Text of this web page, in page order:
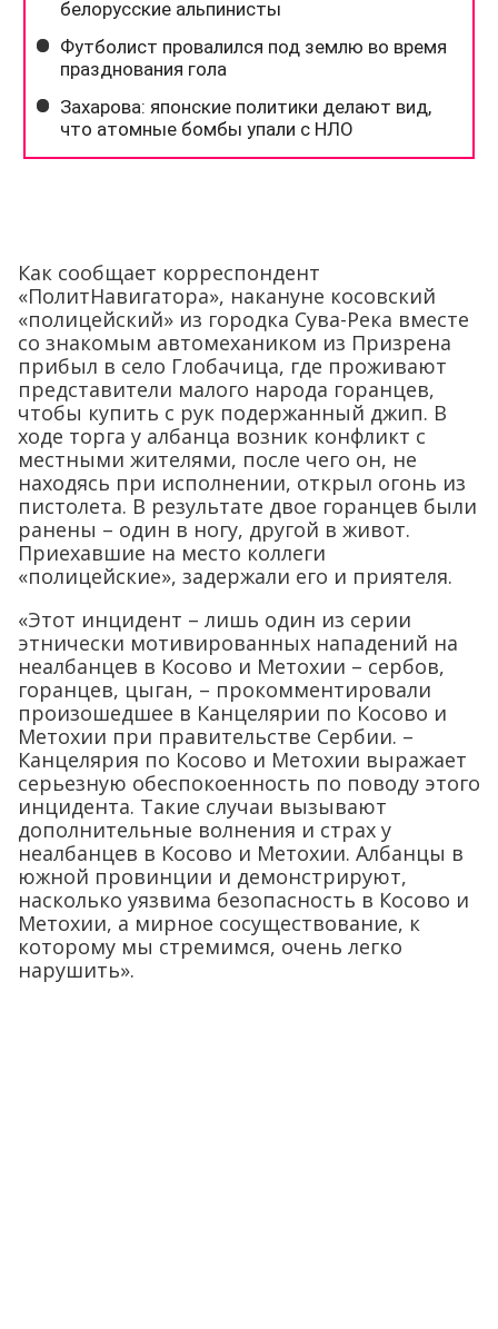
Как сообщает корреспондент
«ПолитНавигатора», накануне косовский
«полицейский» из городка Сува-Река вместе
со знакомым автомехаником из Призрена
прибыл в село Глобачица, где проживают
представители малого народа горанцев,
чтобы купить с рук подержанный джип. В
ходе торга у албанца возник конфликт с
местными жителями, после чего он, не
находясь при исполнении, открыл огонь из
пистолета. В результате двое горанцев были
ранены – один в ногу, другой в живот.
Приехавшие на место коллеги
«полицейские», задержали его и приятеля.
«Этот инцидент – лишь один из серии
этнически мотивированных нападений на
неалбанцев в Косово и Метохии – сербов,
горанцев, цыган, – прокомментировали
произошедшее в Канцелярии по Косово и
Метохии при правительстве Сербии. –
Канцелярия по Косово и Метохии выражает
серьезную обеспокоенность по поводу этого
инцидента. Такие случаи вызывают
дополнительные волнения и страх у
неалбанцев в Косово и Метохии. Албанцы в
южной провинции и демонстрируют,
насколько уязвима безопасность в Косово и
Метохии, а мирное сосуществование, к
которому мы стремимся, очень легко
нарушить».